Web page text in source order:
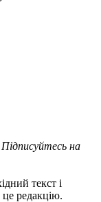
на
текст і
редакцію.